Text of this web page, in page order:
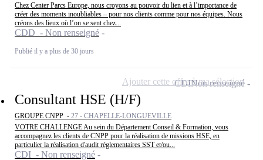
Chez Center Parcs Europe, nous croyons au pouvoir du lien et à l’importance de
créer des moments inoubliables – pour nos clients comme pour nos équipes. Nous
créons des lieux où l’on se sent chez...
CDD - Non renseigné
Publié il y a plus de 30 jours
Consultant HSE (H/F)
GROUPE CNPP - 27 - CHAPELLE-LONGUEVILLE
VOTRE CHALLENGE Au sein du Département Conseil & Formation, vous
accompagnez les clients de CNPP pour la réalisation de missions HSE, en
particulier la réalisation d'audit réglementaires SST et/ou...
CDI - Non renseigné
CDINon renseigné
Ajouter cette offre à ma sélection